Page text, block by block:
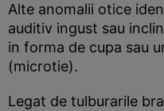
Alte anomalii otice
auditiv ingust sau
in forma de cupa sau
(microtie).
Legat de tulburarile